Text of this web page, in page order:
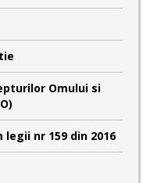
Omului si
nr 159 din 2016